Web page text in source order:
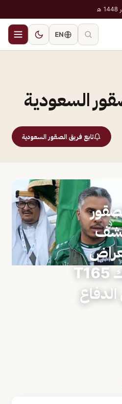
EN
السعودية
تابع فريق الصقور السعودية
طائرات الهوك T165